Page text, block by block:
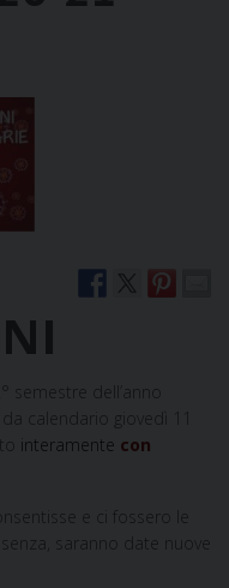
semestre dell’anno
calendario giovedì 11
interamente con
e ci fossero le
saranno date nuove